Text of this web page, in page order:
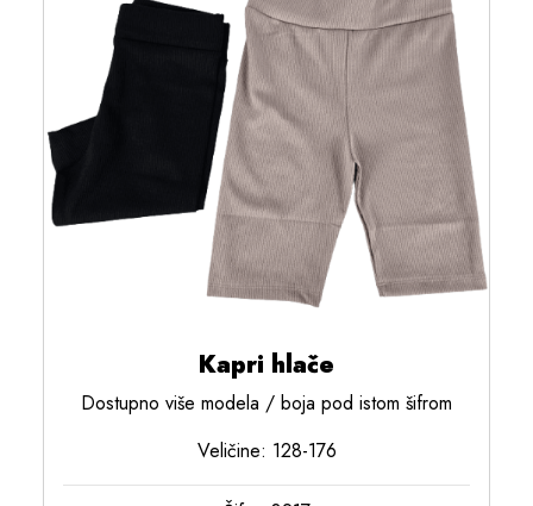
Kapri hlače
Dostupno više modela / boja pod istom šifrom
Veličine: 128-176